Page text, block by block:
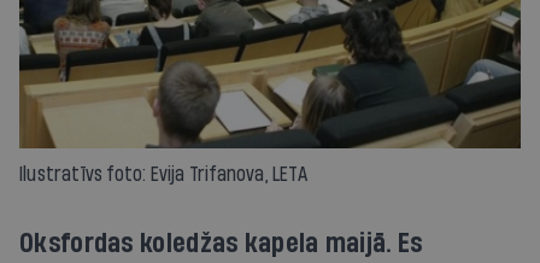
Ilustratīvs foto: Evija Trifanova, LETA
Oksfordas koledžas kapela maijā. Es